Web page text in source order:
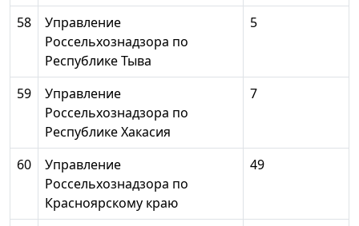
58
Управление
Россельхознадзора по
Республике Тыва
5
59
Управление
Россельхознадзора по
Республике Хакасия
7
60
Управление
Россельхознадзора по
Красноярскому краю
49